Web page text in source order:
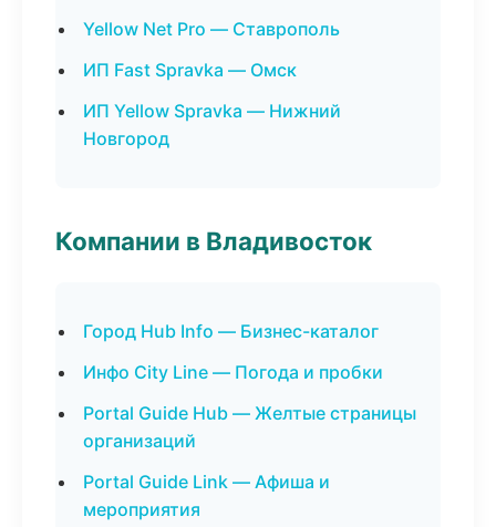
Yellow Net Pro — Ставрополь
ИП Fast Spravka — Омск
ИП Yellow Spravka — Нижний
Новгород
Компании в Владивосток
Город Hub Info — Бизнес-каталог
Инфо City Line — Погода и пробки
Portal Guide Hub — Желтые страницы
организаций
Portal Guide Link — Афиша и
мероприятия